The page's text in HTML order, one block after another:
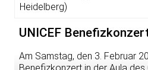
Heidelberg)
UNICEF
Am Samstag, den 3. Februar